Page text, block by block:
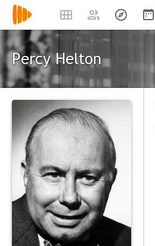
Percy Helton